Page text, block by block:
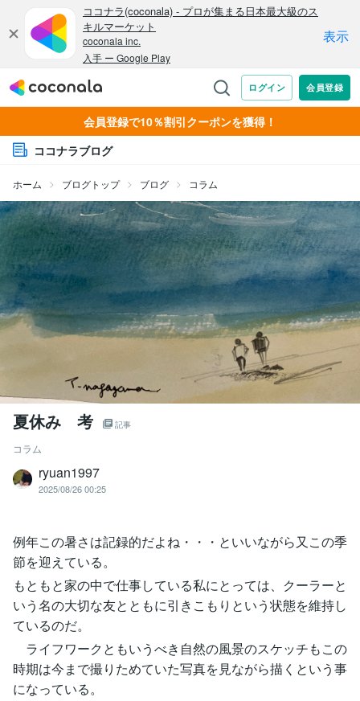
会員登録で10％割引クーポンを獲得！
ココナラブログ
ホーム ブログトップ ブログ コラム
夏休み 考 記事
コラム
ryuan1997
2025/08/26 00:25
例年この暑さは記録的だよね・・・といいながら又この季
節を迎えている。
もともと家の中で仕事している私にとっては、クーラーと
いう名の大切な友とともに引きこもりという状態を維持し
ているのだ。
ライフワークともいうべき自然の風景のスケッチもこの
時期は今まで撮りためていた写真を見ながら描くという事
になっている。